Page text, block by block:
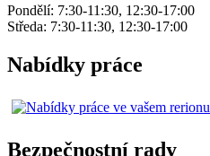
Pondělí: 7:30-11:30, 12:30-17:00
Středa: 7:30-11:30, 12:30-17:00
Nabídky práce
Bezpečnostní rady